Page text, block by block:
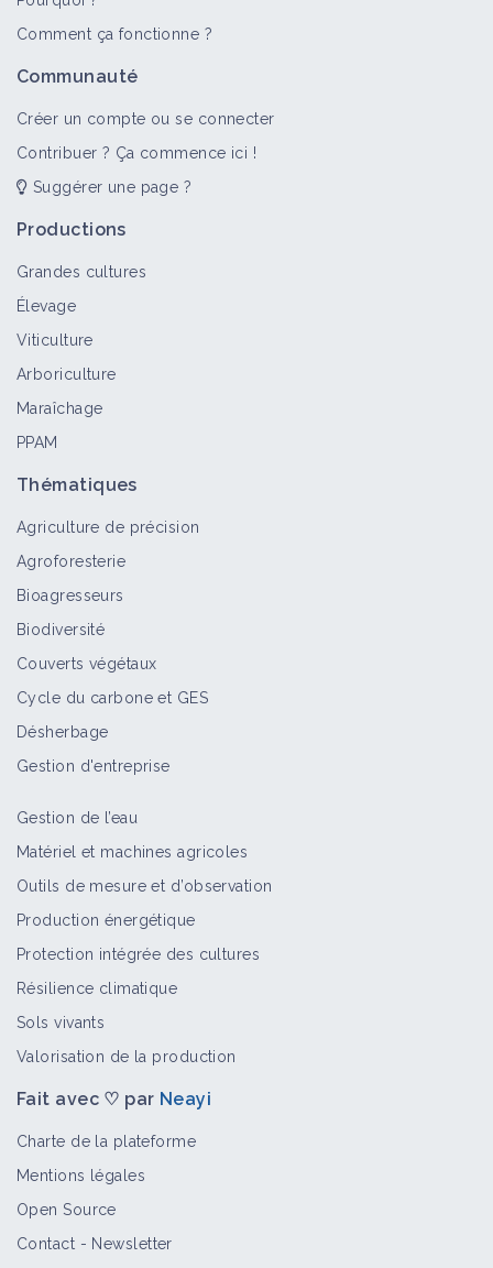
Tout Retour d'expérience
légumineuses à graines
Retour d'expérience
Structure
Structure
CIVAM Racine 11 (Civam)
CIVAM de la Montagne Noire (Civam)
Structure
Comment ça fonctionne ?
Communauté
Créer un compte ou se connecter
Contribuer ? Ça commence ici !
Suggérer une page ?
Productions
Grandes cultures
Élevage
Viticulture
Arboriculture
Maraîchage
PPAM
Thématiques
Agriculture de précision
Agroforesterie
Bioagresseurs
Biodiversité
Couverts végétaux
Cycle du carbone et GES
Désherbage
Gestion d'entreprise
Gestion de l’eau
Matériel et machines agricoles
Outils de mesure et d’observation
Production énergétique
Protection intégrée des cultures
Résilience climatique
Sols vivants
Valorisation de la production
Fait avec ♡ par Neayi
Charte de la plateforme
Mentions légales
Open Source
Contact - Newsletter